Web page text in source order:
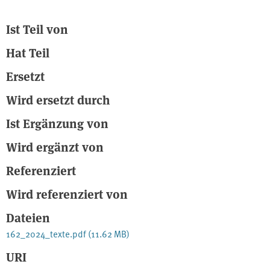
Ist Teil von
Hat Teil
Ersetzt
Wird ersetzt durch
Ist Ergänzung von
Wird ergänzt von
Referenziert
Wird referenziert von
Dateien
162_2024_texte.pdf(11.62 MB)
URI